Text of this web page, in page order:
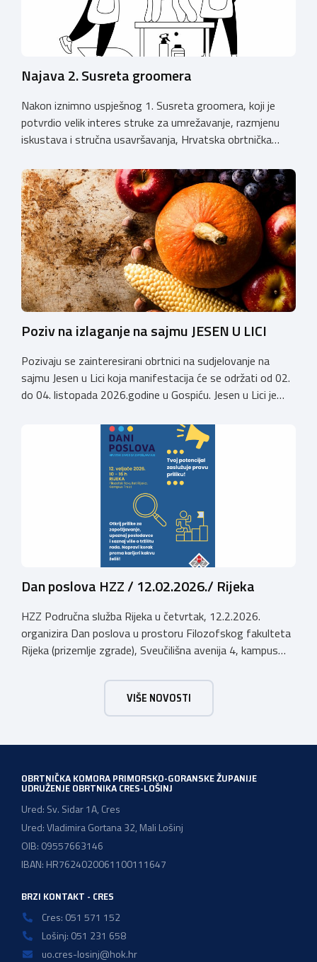
Najava 2. Susreta groomera
Nakon iznimno uspješnog 1. Susreta groomera, koji je
potvrdio velik interes struke za umrežavanje, razmjenu
iskustava i stručna usavršavanja, Hrvatska obrtnička
održati 12. rujna u Kongresnom centru na Zagrebačkom
velesajmu. Susret će i ove godine okupiti groomere,
stručnjake i zaljubljenike u njegu pasa iz cijele Hrvatske,
[…]
Poziv na izlaganje na sajmu JESEN U LICI
Pozivaju se zainteresirani obrtnici na sudjelovanje na
sajmu Jesen u Lici koja manifestacija će se održati od 02.
do 04. listopada 2026.godine u Gospiću. Jesen u Lici je
u Gospiću i prerasla je u najznačajnjiju gospodarsku,
kulturnu i etno manifestaciju na području Ličko-senjske
županije. Organizator izložbe […]
Dan poslova HZZ / 12.02.2026./ Rijeka
HZZ Područna služba Rijeka u četvrtak, 12.2.2026.
organizira Dan poslova u prostoru Filozofskog fakulteta
Rijeka (prizemlje zgrade), Sveučilišna avenija 4, kampus
sajamsko-edukativno događanje koje za cilj ima: Što Dan
poslova nudi: U okviru Dana poslova, HZZ, Područna
služba Rijeka održati će prezentaciju o mjerama […]
VIŠE NOVOSTI
OBRTNIČKA KOMORA PRIMORSKO-GORANSKE ŽUPANIJE
UDRUŽENJE OBRTNIKA CRES-LOŠINJ
Ured: Sv. Sidar 1A, Cres
Ured: Vladimira Gortana 32, Mali Lošinj
OIB: 09557663146
IBAN: HR7624020061100111647
BRZI KONTAKT - CRES
Cres: 051 571 152
Lošinj: 051 231 658
uo.cres-losinj@hok.hr